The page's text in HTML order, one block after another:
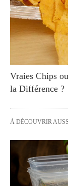
Vraies Chips
la Différence ?
À DÉCOUVRIR